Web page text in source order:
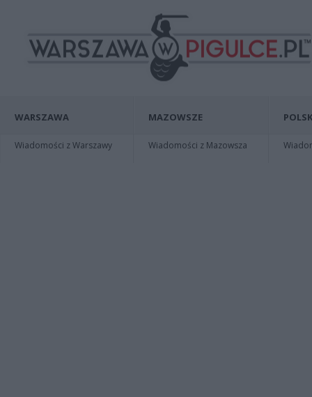
WARSZAWA
Wiadomości z Warszawy
MAZOWSZE
Wiadomości z Mazowsza